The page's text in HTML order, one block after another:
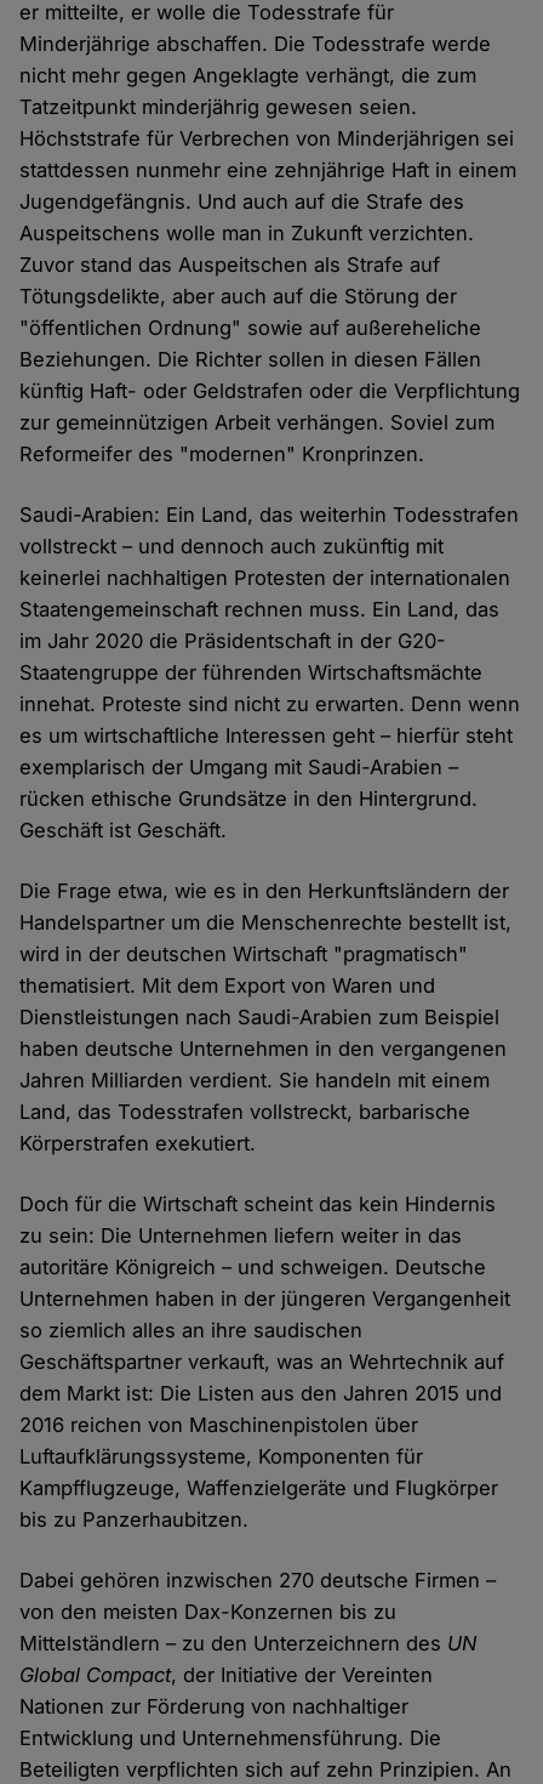
er mitteilte, er wolle die Todesstrafe für
Minderjährige abschaffen. Die Todesstrafe werde
nicht mehr gegen Angeklagte verhängt, die zum
Tatzeitpunkt minderjährig gewesen seien.
Höchststrafe für Verbrechen von Minderjährigen sei
stattdessen nunmehr eine zehnjährige Haft in einem
Jugendgefängnis. Und auch auf die Strafe des
Auspeitschens wolle man in Zukunft verzichten.
Zuvor stand das Auspeitschen als Strafe auf
Tötungsdelikte, aber auch auf die Störung der
"öffentlichen Ordnung" sowie auf außereheliche
Beziehungen. Die Richter sollen in diesen Fällen
künftig Haft- oder Geldstrafen oder die Verpflichtung
zur gemeinnützigen Arbeit verhängen. Soviel zum
Reformeifer des "modernen" Kronprinzen.
Saudi-Arabien: Ein Land, das weiterhin Todesstrafen
vollstreckt – und dennoch auch zukünftig mit
keinerlei nachhaltigen Protesten der internationalen
Staatengemeinschaft rechnen muss. Ein Land, das
im Jahr 2020 die Präsidentschaft in der G20-
Staatengruppe der führenden Wirtschaftsmächte
innehat. Proteste sind nicht zu erwarten. Denn wenn
es um wirtschaftliche Interessen geht – hierfür steht
exemplarisch der Umgang mit Saudi-Arabien –
rücken ethische Grundsätze in den Hintergrund.
Geschäft ist Geschäft.
Die Frage etwa, wie es in den Herkunftsländern der
Handelspartner um die Menschenrechte bestellt ist,
wird in der deutschen Wirtschaft "pragmatisch"
thematisiert. Mit dem Export von Waren und
Dienstleistungen nach Saudi-Arabien zum Beispiel
haben deutsche Unternehmen in den vergangenen
Jahren Milliarden verdient. Sie handeln mit einem
Land, das Todesstrafen vollstreckt, barbarische
Körperstrafen exekutiert.
Doch für die Wirtschaft scheint das kein Hindernis
zu sein: Die Unternehmen liefern weiter in das
autoritäre Königreich – und schweigen. Deutsche
Unternehmen haben in der jüngeren Vergangenheit
so ziemlich alles an ihre saudischen
Geschäftspartner verkauft, was an Wehrtechnik auf
dem Markt ist: Die Listen aus den Jahren 2015 und
2016 reichen von Maschinenpistolen über
Luftaufklärungssysteme, Komponenten für
Kampfflugzeuge, Waffenzielgeräte und Flugkörper
bis zu Panzerhaubitzen.
Dabei gehören inzwischen 270 deutsche Firmen –
von den meisten Dax-Konzernen bis zu
Mittelständlern – zu den Unterzeichnern des UN
Global Compact, der Initiative der Vereinten
Nationen zur Förderung von nachhaltiger
Entwicklung und Unternehmensführung. Die
Beteiligten verpflichten sich auf zehn Prinzipien. An